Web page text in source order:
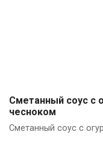
Огурцы
Сметанный соус с
чесноком
Сметанный соус с